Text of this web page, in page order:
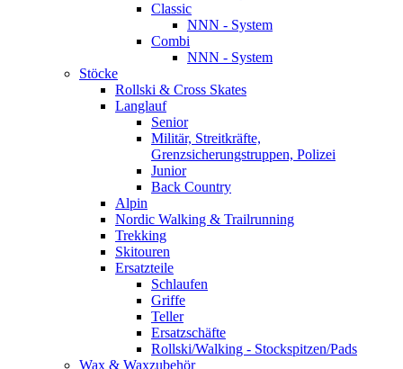
Classic
NNN - System
Combi
NNN - System
Stöcke
Rollski & Cross Skates
Langlauf
Senior
Militär, Streitkräfte,
Grenzsicherungstruppen, Polizei
Junior
Back Country
Alpin
Nordic Walking & Trailrunning
Trekking
Skitouren
Ersatzteile
Schlaufen
Griffe
Teller
Ersatzschäfte
Rollski/Walking - Stockspitzen/Pads
Wax & Waxzubehör